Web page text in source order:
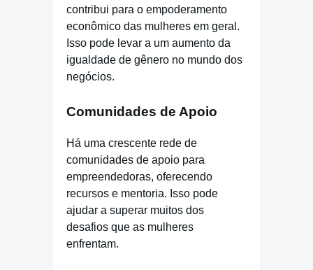
contribui para o empoderamento
econômico das mulheres em geral.
Isso pode levar a um aumento da
igualdade de gênero no mundo dos
negócios.
Comunidades de Apoio
Há uma crescente rede de
comunidades de apoio para
empreendedoras, oferecendo
recursos e mentoria. Isso pode
ajudar a superar muitos dos
desafios que as mulheres
enfrentam.